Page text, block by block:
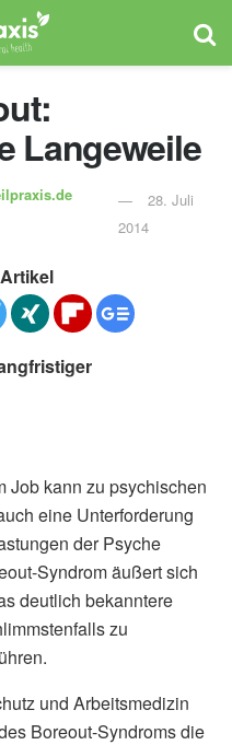
Langeweile
28. Juli
2014
Job kann zu psychischen
eine Unterforderung
der Psyche
Syndrom äußert sich
deutlich bekanntere
zu
und Arbeitsmedizin
Boreout-Syndroms die